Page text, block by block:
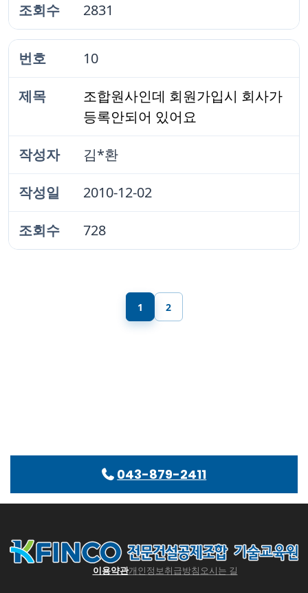
2831
10
조합원사인데 회원가입시 회사가
등록안되어 있어요
김*환
2010-12-02
728
1 2
043-879-2411
이용약관개인정보취급방침오시는 길